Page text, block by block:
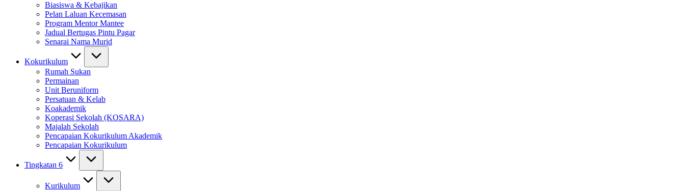
Biasiswa & Kebajikan
Pelan Laluan Kecemasan
Program Mentor Mantee
Jadual Bertugas Pintu Pagar
Senarai Nama Murid
Kokurikulum
Rumah Sukan
Permainan
Unit Beruniform
Persatuan & Kelab
Koakademik
Koperasi Sekolah (KOSARA)
Majalah Sekolah
Pencapaian Kokurikulum Akademik
Pencapaian Kokurikulum
Tingkatan 6
Kurikulum